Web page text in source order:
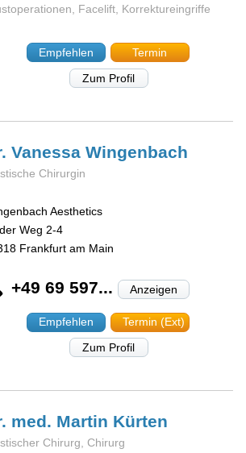
Facelift, Korrektureingriffe
Empfehlen
Termin
Zum Profil
VanessaWingenbach
Chirurgin
Aesthetics
Weg 2-4
Frankfurt am Main
+49 69 597... Anzeigen
Empfehlen
Termin (Ext)
Zum Profil
med. Martin Kürten
Chirurg, Chirurg